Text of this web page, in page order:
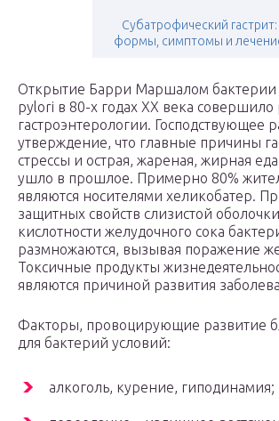
Субатрофический гастрит:
формы, симптомы и
Открытие Барри Маршалом бактерии
pylori в 80-х годах ХХ века
гастроэнтерологии. Господствующее
утверждение, что главные причины
стрессы и острая, жареная, жирная
ушло в прошлое. Примерно 80%
являются носителями хеликобатер.
защитных свойств слизистой
кислотности желудочного сока
размножаются, вызывая поражение
Токсичные продукты
являются причиной развития
Факторы, провоцирующие развитие
для бактерий условий:
алкоголь, курение, гиподинамия;